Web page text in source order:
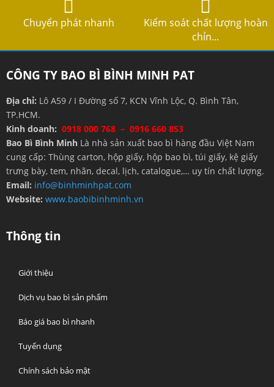
Chuyển phát nhanh
Kiểm soát chất lượng hoàn
chỉn...
CÔNG TY BAO BÌ BÌNH MINH PAT
Địa chỉ: Lô A59 / I Đường số 7, KCN Vĩnh Lộc, Q. Bình Tân,
TP.HCM.
Kinh doanh: 0918 000 768 – 0916 660 853
Bao Bì Bình Minh Là nhà sản xuất bao bì hàng đầu Việt Nam
cung cấp: Thùng carton, hộp giấy, hộp bao bì, túi giấy, kệ giấy
trưng bày, tem, nhãn, decal, lịch, catalogue,… uy tín chất lượng.
Email: info@binhminhpat.com
Website: www.baobibinhminh.vn
Thông tin
Giới thiệu
Dịch vụ bao bì sản phẩm
Báo giá bao bì nhanh
Tuyển dụng
Chính sách bảo mật